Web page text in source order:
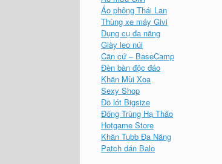
Áo phông Thái Lan
Thùng xe máy Givi
Dụng cụ đa năng
Giày leo núi
Căn cứ – BaseCamp
Đèn bàn độc đáo
Khăn Mùi Xoa
Sexy Shop
Đồ lót Bigsize
Đông Trùng Hạ Thảo
Hotgame Store
Khăn Tubb Đa Năng
Patch dán Balo